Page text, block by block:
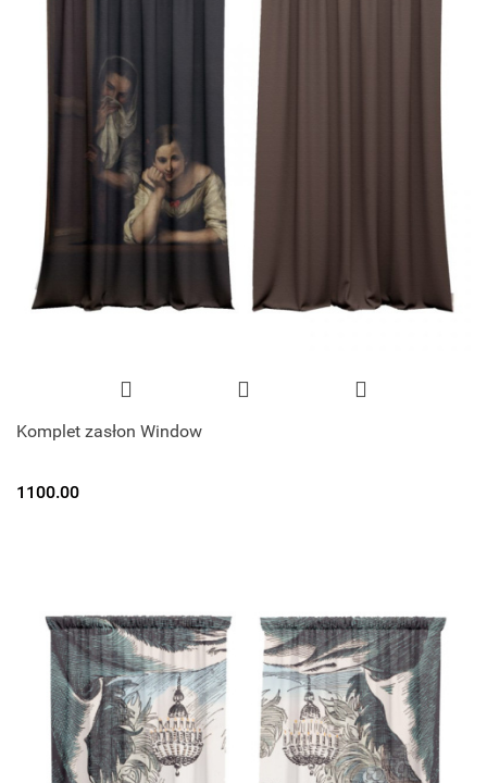
Komplet zasłon Window
1100.00